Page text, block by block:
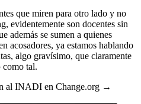
que miren para otro lado y no
evidentemente son docentes sin
además se sumen a quienes
acosadores, ya estamos hablando
algo gravísimo, que claramente
como tal.
al INADI en Change.org →